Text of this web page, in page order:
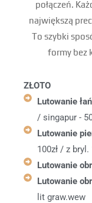
połączeń.
największą
To szybki
formy bez
ZŁOTO
Lutowanie
/ singapur -
Lutowanie
100zł / z bryl.
Lutowanie
Lutowanie
lit graw.wew